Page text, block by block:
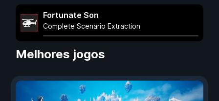
Fortunate Son
Complete Scenario Extraction
Melhores jogos